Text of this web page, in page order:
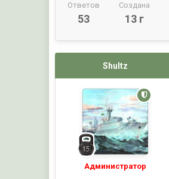
Ответов
53
Создана
13 г
Shultz
Администратор